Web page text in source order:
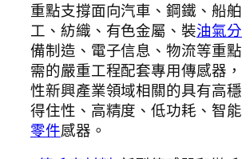
重點支撐面向汽車、鋼鐵、船
工、紡織、有色金屬、裝油氣
備制造、電子信息、物流等重
需的嚴重工程配套專用傳感器
性新興產業領域相關的具有高
得住性、高精度、低功耗、智
零件感器。